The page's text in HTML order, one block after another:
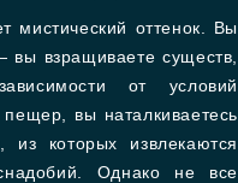
мистический оттенок. Вы
взращиваете существ,
от условий
вы наталкиваетесь
из которых извлекаются
Однако не все